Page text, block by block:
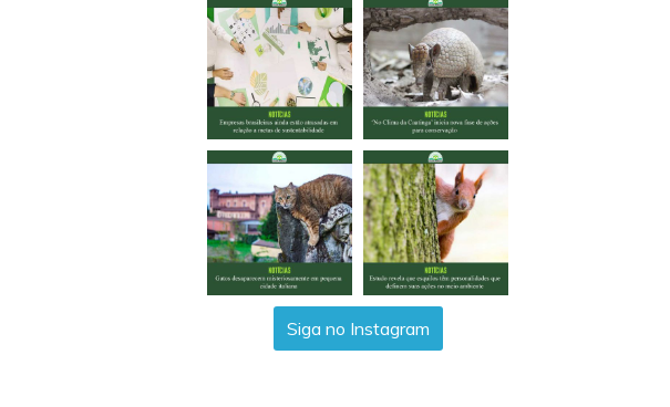
Siga no Instagram